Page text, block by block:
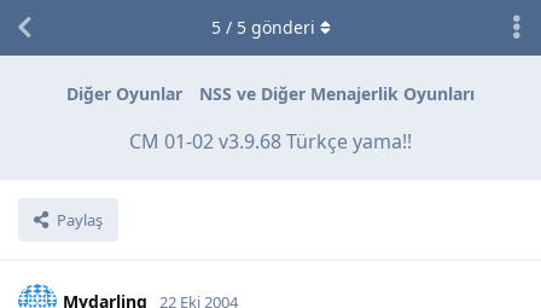
Diğer Oyunlar NSS ve Diğer Menajerlik Oyunları
CM 01-02 v3.9.68 Türkçe yama!!
Paylaş
5/ 5gönderi
Mydarling 22 Eki 2004